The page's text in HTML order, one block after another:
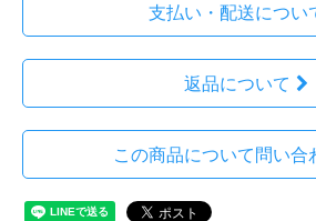
支払い・配送につい
返品について
この商品について問い合